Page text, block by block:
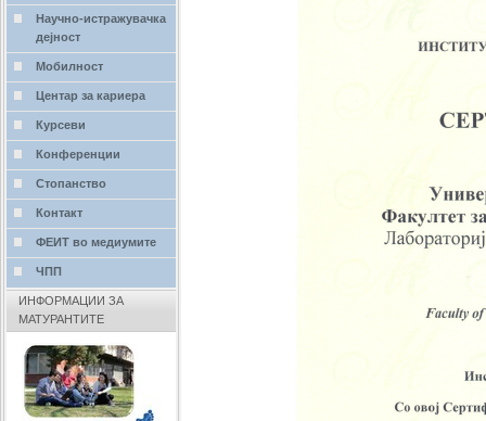
Научно-истражувачка
дејност
Мобилност
Центар за кариера
Курсеви
Конференции
Стопанство
Контакт
ФЕИТ во медиумите
ЧПП
ИНФОРМАЦИИ ЗА
МАТУРАНТИТЕ